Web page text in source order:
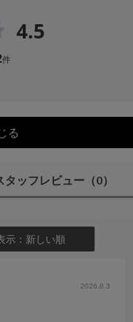
4.5
件
る
タッフレビュー （0）
示：新しい順
2026.8.3